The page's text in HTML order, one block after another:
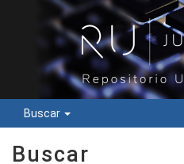
Buscar
Buscar